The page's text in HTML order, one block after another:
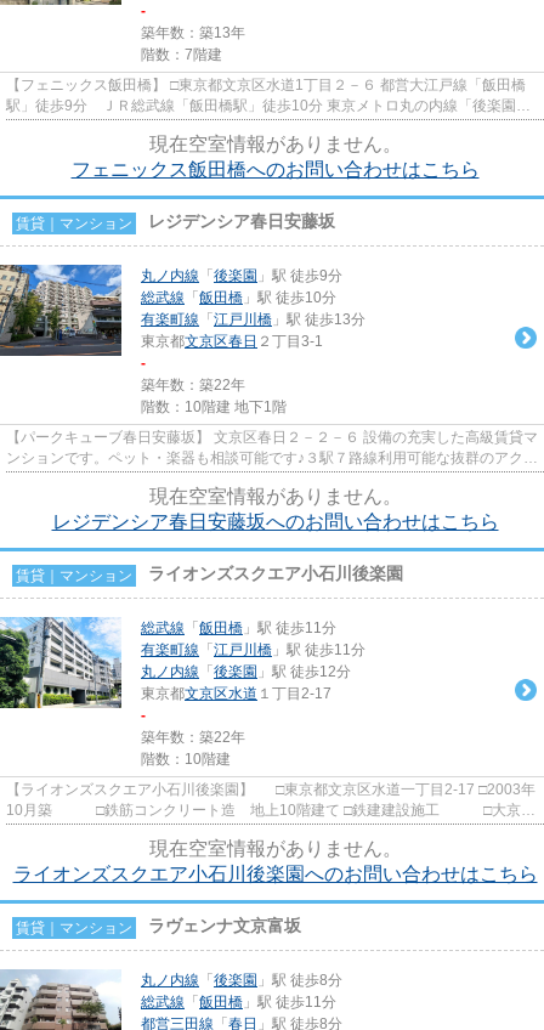
-
築年数：築13年
階数：7階建
【フェニックス飯田橋】 □東京都文京区水道1丁目２－６ 都営大江戸線「飯田橋
駅」徒歩9分 ＪＲ総武線「飯田橋駅」徒歩10分 東京メトロ丸の内線「後楽園
現在空室情報がありません。
フェニックス飯田橋へのお問い合わせはこちら
賃貸｜マンション レジデンシア春日安藤坂
丸ノ内線 「 後楽園 」駅 徒歩9分
総武線 「 飯田橋 」駅 徒歩10分
有楽町線 「 江戸川橋 」駅 徒歩13分
東京都文京区春日 ２丁目3-1
-
築年数：築22年
階数：10階建 地下1階
【パークキューブ春日安藤坂】 文京区春日２－２－６ 設備の充実した高級賃貸マ
ンションです。ペット・楽器も相談可能です♪３駅７路線利用可能な抜群のアクセ
現在空室情報がありません。
レジデンシア春日安藤坂へのお問い合わせはこちら
賃貸｜マンション ライオンズスクエア小石川後楽園
総武線 「 飯田橋 」駅 徒歩11分
有楽町線 「 江戸川橋 」駅 徒歩11分
丸ノ内線 「 後楽園 」駅 徒歩12分
東京都文京区水道 １丁目2-17
-
築年数：築22年
階数：10階建
【ライオンズスクエア小石川後楽園】 □東京都文京区水道一丁目2-17 □2003年
10月築 □鉄筋コンクリート造 地上10階建て □鉄建建設施工 □大京｜
現在空室情報がありません。
ライオンズスクエア小石川後楽園へのお問い合わせはこちら
賃貸｜マンション ラヴェンナ文京富坂
丸ノ内線 「 後楽園 」駅 徒歩8分
総武線 「 飯田橋 」駅 徒歩11分
都営三田線 「 春日 」駅 徒歩8分